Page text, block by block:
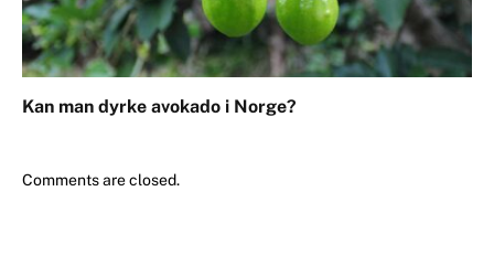
Kan man dyrke avokado i Norge?
Comments are closed.